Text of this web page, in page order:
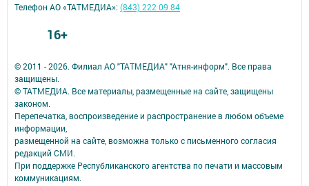
© 2011 - 2026. Филиал АО "ТАТМЕДИА" "Атня-информ". Все права
защищены.
© ТАТМЕДИА. Все материалы, размещенные на сайте, защищены
законом.
Перепечатка, воспроизведение и распространение в любом объеме
информации,
размещенной на сайте, возможна только с письменного согласия
редакций СМИ.
При поддержке Республиканского агентства по печати и массовым
коммуникациям.
Телефон АО «ТАТМЕДИА»:(843) 222 09 84
16+